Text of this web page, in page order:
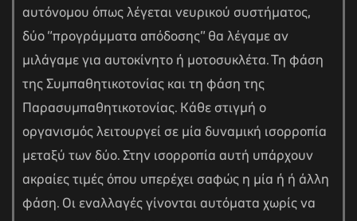
αυτόνομου όπως λέγεται νευρικού συστήματος,
δύο “προγράμματα απόδοσης” θα λέγαμε αν
μιλάγαμε για αυτοκίνητο ή μοτοσυκλέτα. Τη φάση
της Συμπαθητικοτονίας και τη φάση της
Παρασυμπαθητικοτονίας. Κάθε στιγμή ο
οργανισμός λειτουργεί σε μία δυναμική ισορροπία
μεταξύ των δύο. Στην ισορροπία αυτή υπάρχουν
ακραίες τιμές όπου υπερέχει σαφώς η μία ή ή άλλη
φάση. Οι εναλλαγές γίνονται αυτόματα χωρίς να